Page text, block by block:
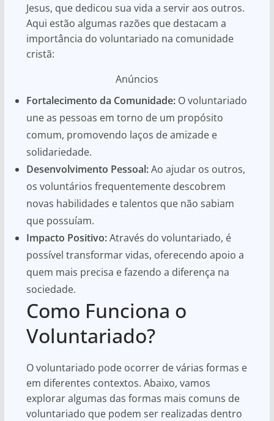
Jesus, que dedicou sua vida a servir aos outros.
Aqui estão algumas razões que destacam a
importância do voluntariado na comunidade
cristã:
Anúncios
Fortalecimento da Comunidade:O voluntariado
une as pessoas em torno de um propósito
comum, promovendo laços de amizade e
solidariedade.
Desenvolvimento Pessoal:Ao ajudar os outros,
os voluntários frequentemente descobrem
novas habilidades e talentos que não sabiam
que possuíam.
Impacto Positivo:Através do voluntariado, é
possível transformar vidas, oferecendo apoio a
quem mais precisa e fazendo a diferença na
sociedade.
Como Funciona o
Voluntariado?
O voluntariado pode ocorrer de várias formas e
em diferentes contextos. Abaixo, vamos
explorar algumas das formas mais comuns de
voluntariado que podem ser realizadas dentro